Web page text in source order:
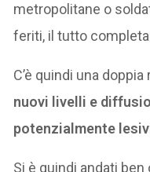
metropolitane o
feriti, il tutto
C’è quindi una doppia
nuovi livelli e
potenzialmente
Si è quindi andati ben